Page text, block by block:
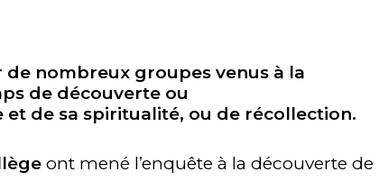
de nombreux groupes venus à la
de découverte ou
de sa spiritualité, ou de récollection.
ont mené l’enquête à la découverte de